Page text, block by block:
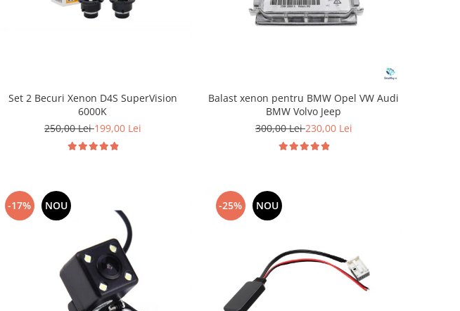
Set 2 Becuri Xenon D4S SuperVision
6000K
250,00 Lei199,00 Lei
Balast xenon pentru BMW Opel VW Audi
BMW Volvo Jeep
300,00 Lei230,00 Lei
-17% NOU -25% NOU